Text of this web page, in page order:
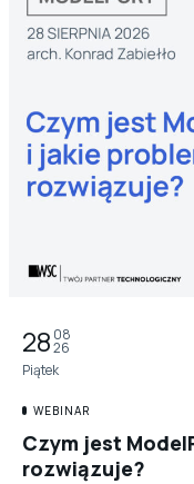
28 08
26
Piątek
WEBINAR
Czym jest
rozwiązuje?